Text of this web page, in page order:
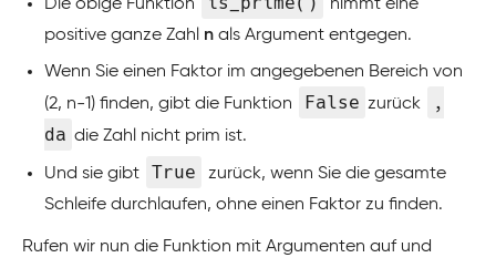
Die obige Funktion
nimmt eine
positive ganze Zahl n als Argument entgegen.
Wenn Sie einen Faktor im angegebenen Bereich von
(2, n-1) finden, gibt die Funktion
False zurück
,
da die Zahl nicht prim ist.
Und sie gibt True
zurück, wenn Sie die gesamte
Schleife durchlaufen, ohne einen Faktor zu finden.
Rufen wir nun die Funktion mit Argumenten auf und